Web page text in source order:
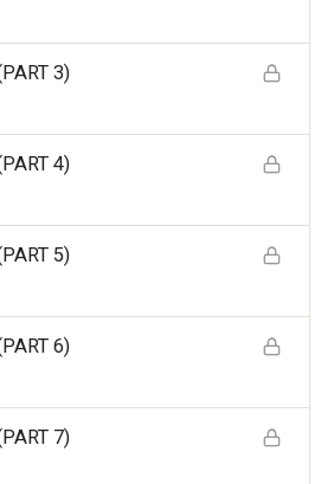
3)
4)
5)
6)
7)